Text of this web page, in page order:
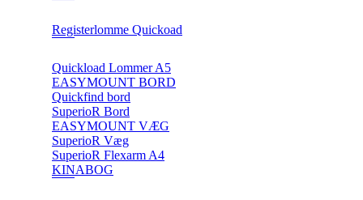
Registerlomme Quickoad
Quickload Lommer A5
EASYMOUNT BORD
Quickfind bord
SuperioR Bord
EASYMOUNT VÆG
SuperioR Væg
SuperioR Flexarm A4
KINABOG